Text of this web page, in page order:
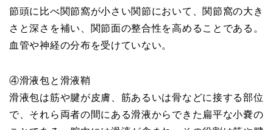
節頭に比べ関節窩が小さい関節において、関節窩の大き
さと深さを補い、関節面の整合性を高めることである。
血管や神経の分布を受けていない。
④滑液包と滑液鞘
滑液包は筋や腱が皮膚、筋あるいは骨などに接する部位
で、それら両者の間にある滑液からできた扁平な小嚢の